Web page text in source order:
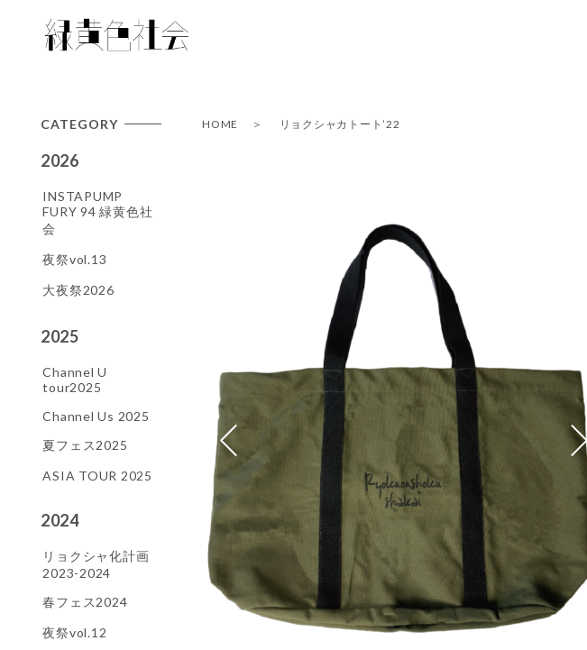
HOME リョクシャカトート’22
CATEGORY
2026
INSTAPUMP
FURY 94 緑黄色社
会
夜祭vol.13
大夜祭2026
2025
Channel U
tour2025
Channel Us 2025
夏フェス2025
ASIA TOUR 2025
2024
リョクシャ化計画
2023-2024
春フェス2024
夜祭vol.12